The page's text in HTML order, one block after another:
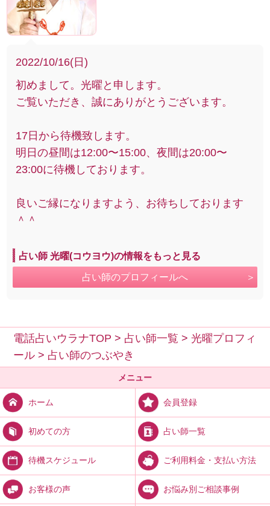
2022/10/16(日)
初めまして。光曜と申します。
ご覧いただき、誠にありがとうございます。
17日から待機致します。
明日の昼間は12:00〜15:00、夜間は20:00〜
23:00に待機しております。
良いご縁になりますよう、お待ちしております
＾＾
占い師 光曜(コウヨウ)の情報をもっと見る
占い師のプロフィールへ
電話占いウラナTOP > 占い師一覧 >光曜プロフィ
ール > 占い師のつぶやき
メニュー
ホーム 会員登録
初めての方 占い師一覧
待機スケジュール ご利用料金・支払い方法
お客様の声 お悩み別ご相談事例